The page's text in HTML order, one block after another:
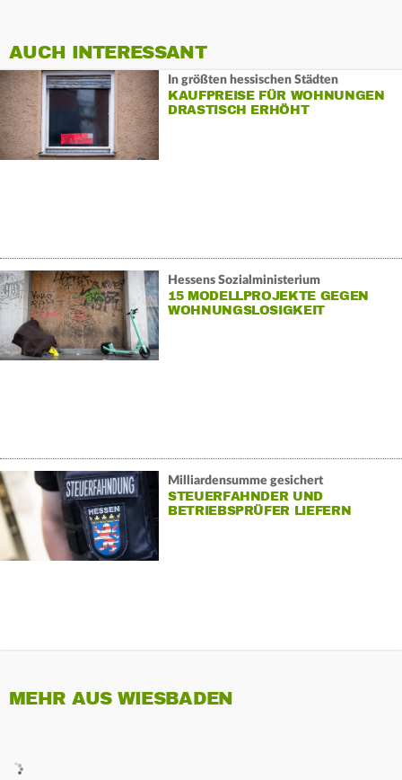
AUCH INTERESSANT
In größten hessischen Städten
KAUFPREISE FÜR WOHNUNGEN
DRASTISCH ERHÖHT
Hessens Sozialministerium
15 MODELLPROJEKTE GEGEN
WOHNUNGSLOSIGKEIT
Milliardensumme gesichert
STEUERFAHNDER UND
BETRIEBSPRÜFER LIEFERN
MEHR AUS WIESBADEN